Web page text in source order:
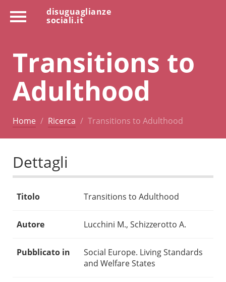
disuguaglianze
sociali.it
Transitions to
Adulthood
Home Ricerca Transitions to Adulthood
Dettagli
Titolo Transitions to Adulthood
Autore Lucchini M., Schizzerotto A.
Pubblicato in
Social Europe. Living Standards
and Welfare States